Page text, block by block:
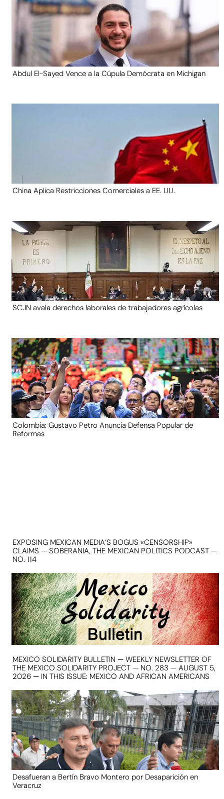
Abdul El-Sayed Vence a la Cúpula Demócrata en Michigan
China Aplica Restricciones Comerciales a EE. UU.
SCJN avala derechos laborales de trabajadores agrícolas
Colombia: Gustavo Petro Anuncia Defensa Popular de
Reformas
EXPOSING MEXICAN MEDIA’S BOGUS «CENSORSHIP»
CLAIMS — SOBERANIA, THE MEXICAN POLITICS PODCAST —
NO. 114
MEXICO SOLIDARITY BULLETIN — WEEKLY NEWSLETTER OF
THE MEXICO SOLIDARITY PROJECT — NO. 283 — AUGUST 5,
2026 — IN THIS ISSUE: MEXICO AND AFRICAN AMERICANS
Desafueran a Bertín Bravo Montero por Desaparición en
Veracruz